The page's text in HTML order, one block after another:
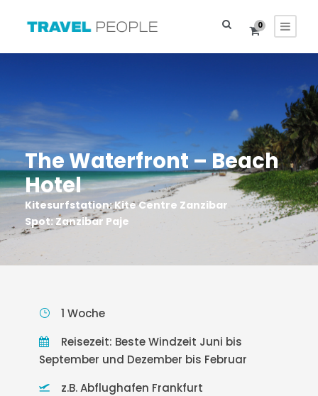
0
The Waterfront – Beach
Hotel
Kitesurfstation: Kite Centre Zanzibar
Spot: Zanzibar Paje
1 Woche
Reisezeit: Beste Windzeit Juni bis
September und Dezember bis Februar
z.B. Abflughafen Frankfurt